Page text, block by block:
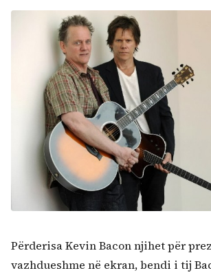
Përderisa Kevin Bacon njihet për
vazhdueshme në ekran, bendi i tij